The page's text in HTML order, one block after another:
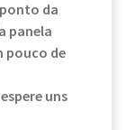
da
panela
pouco de
uns